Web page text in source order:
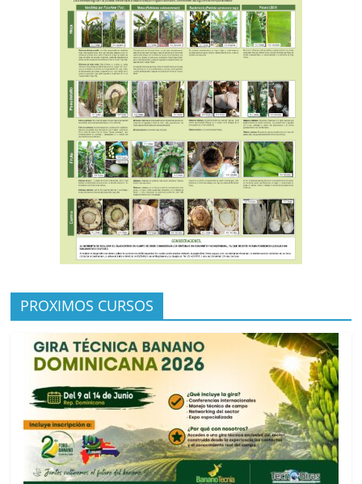
PROXIMOS CURSOS